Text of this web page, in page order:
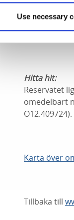
Use necessary
till
Hitta hit:
Reservatet
omedelbart
O12.409724).
Karta över
Tillbaka till